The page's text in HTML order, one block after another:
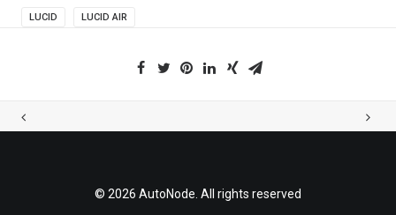
LUCID LUCID AIR
© 2026 AutoNode. All rights reserved